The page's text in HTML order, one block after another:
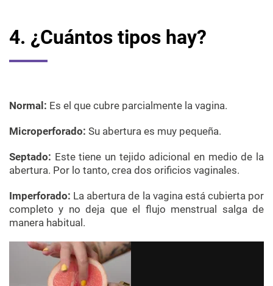
4. ¿Cuántos tipos hay?
Normal: Es el que cubre parcialmente la vagina.
Microperforado: Su abertura es muy pequeña.
Septado: Este tiene un tejido adicional en medio de la
abertura. Por lo tanto, crea dos orificios vaginales.
Imperforado: La abertura de la vagina está cubierta por
completo y no deja que el flujo menstrual salga de
manera habitual.